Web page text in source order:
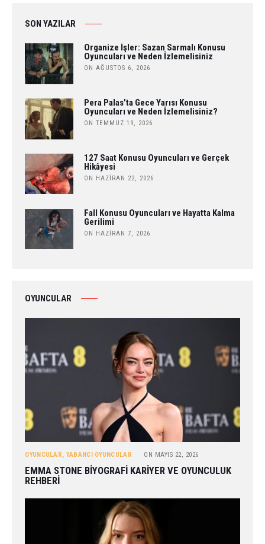
SON YAZILAR
Organize İşler: Sazan Sarmalı Konusu
Oyuncuları ve Neden İzlemelisiniz
ON AĞUSTOS 6, 2026
Pera Palas’ta Gece Yarısı Konusu
Oyuncuları ve Neden İzlemelisiniz?
ON TEMMUZ 19, 2026
127 Saat Konusu Oyuncuları ve Gerçek
Hikâyesi
ON HAZIRAN 22, 2026
Fall Konusu Oyuncuları ve Hayatta Kalma
Gerilimi
ON HAZIRAN 7, 2026
OYUNCULAR
OYUNCULAR, YABANCI OYUNCULAR ON MAYIS 22, 2026
EMMA STONE BIYOGRAFI KARIYER VE OYUNCULUK
REHBERI